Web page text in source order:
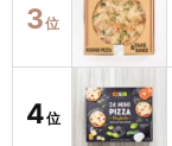
3位
4位